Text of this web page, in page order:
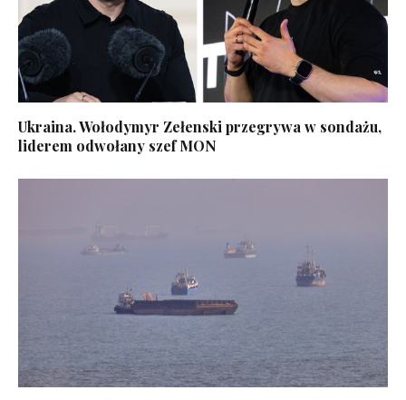
Ukraina. Wołodymyr Zełenski przegrywa w sondażu,
liderem odwołany szef MON